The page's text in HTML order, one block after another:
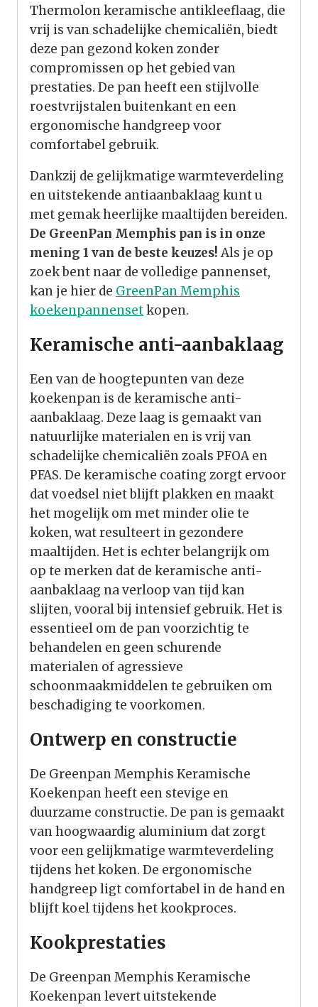
Thermolon keramische antikleeflaag, die
vrij is van schadelijke chemicaliën, biedt
deze pan gezond koken zonder
compromissen op het gebied van
prestaties. De pan heeft een stijlvolle
roestvrijstalen buitenkant en een
ergonomische handgreep voor
comfortabel gebruik.
Dankzij de gelijkmatige warmteverdeling
en uitstekende antiaanbaklaag kunt u
met gemak heerlijke maaltijden bereiden.
De GreenPan Memphis pan is in onze
mening 1 van de beste keuzes! Als je op
zoek bent naar de volledige pannenset,
kan je hier de GreenPan Memphis
koekenpannensetkopen.
Keramische anti-aanbaklaag
Een van de hoogtepunten van deze
koekenpan is de keramische anti-
aanbaklaag. Deze laag is gemaakt van
natuurlijke materialen en is vrij van
schadelijke chemicaliën zoals PFOA en
PFAS. De keramische coating zorgt ervoor
dat voedsel niet blijft plakken en maakt
het mogelijk om met minder olie te
koken, wat resulteert in gezondere
maaltijden. Het is echter belangrijk om
op te merken dat de keramische anti-
aanbaklaag na verloop van tijd kan
slijten, vooral bij intensief gebruik. Het is
essentieel om de pan voorzichtig te
behandelen en geen schurende
materialen of agressieve
schoonmaakmiddelen te gebruiken om
beschadiging te voorkomen.
Ontwerp en constructie
De Greenpan Memphis Keramische
Koekenpan heeft een stevige en
duurzame constructie. De pan is gemaakt
van hoogwaardig aluminium dat zorgt
voor een gelijkmatige warmteverdeling
tijdens het koken. De ergonomische
handgreep ligt comfortabel in de hand en
blijft koel tijdens het kookproces.
Kookprestaties
De Greenpan Memphis Keramische
Koekenpan levert uitstekende